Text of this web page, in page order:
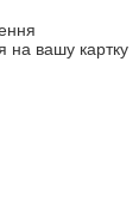
на вашу картку